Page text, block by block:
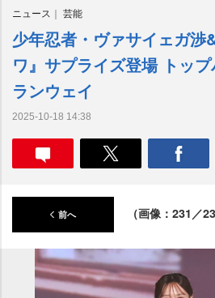
ニュース 芸能
少年忍者・ヴァサイェガ渉
ワ』サプライズ登場 トッ
ランウェイ
2025-10-18 14:38
前へ （画像：231／